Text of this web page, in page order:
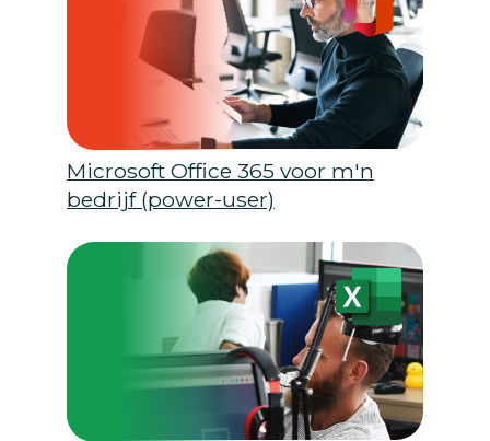
Microsoft Office 365 voor m'n
bedrijf (power-user)